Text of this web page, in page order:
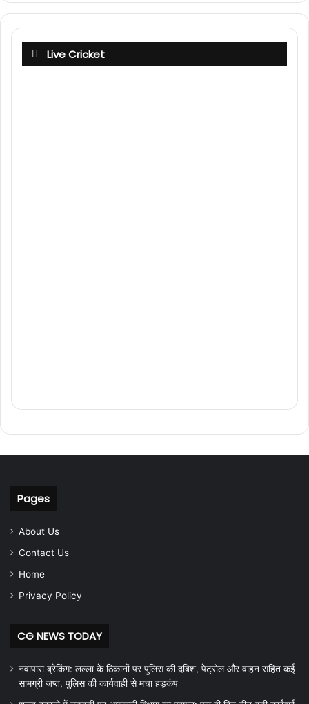
Live Cricket
Pages
About Us
Contact Us
Home
Privacy Policy
CG NEWS TODAY
नवापारा ब्रेकिंग: लल्ला के ठिकानों पर पुलिस की दबिश, पेट्रोल और वाहन सहित कई
सामग्री जप्त, पुलिस की कार्यवाही से मचा हड़कंप